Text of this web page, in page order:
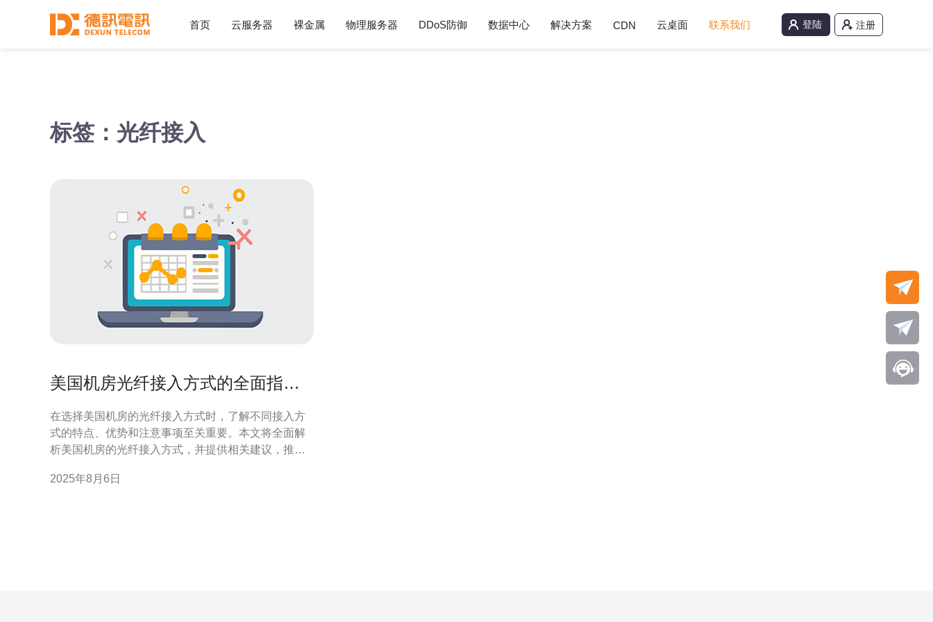
首页 云服务器 裸金属 物理服务器 DDoS防御 数据中心 解决方案 CDN 云桌面 联系我们 登陆 注册
标签：光纤接入
美国机房光纤接入方式的全面指南
在选择美国机房的光纤接入方式时，了解不同接入方
式的特点、优势和注意事项至关重要。本文将全面解
析美国机房的光纤接入方式，并提供相关建议，推荐
的网络服务和技术支持。 光纤接入方式概述 在美国，
2025年8月6日